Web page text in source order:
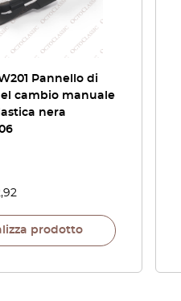
Pannello di
cambio manuale
nera
prodotto